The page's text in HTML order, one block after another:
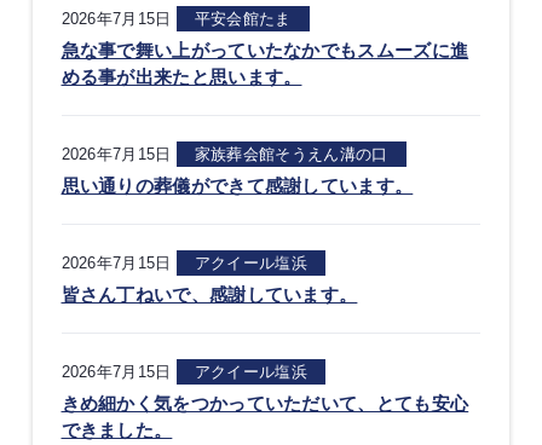
2026年7月15日 平安会館たま
急な事で舞い上がっていたなかでもスムーズに進
める事が出来たと思います。
2026年7月15日 家族葬会館そうえん溝の口
思い通りの葬儀ができて感謝しています。
2026年7月15日 アクイール塩浜
皆さん丁ねいで、感謝しています。
2026年7月15日 アクイール塩浜
きめ細かく気をつかっていただいて、とても安心
できました。